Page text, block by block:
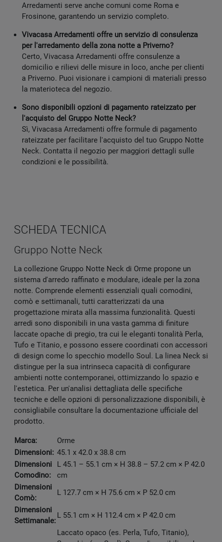
Arredamenti serve anche comuni come Roma e
Frosinone, garantendo un servizio completo.
Vivacasa Arredamenti offre un servizio di consulenza
per l'arredamento della zona notte a Priverno?
Certo, Vivacasa Arredamenti offre consulenze a
domicilio e rilievi delle misure in loco, anche per clienti
a Priverno. Puoi visionare i campioni di materiali presso
la materioteca del negozio.
Sono disponibili opzioni di pagamento rateizzato per
l'acquisto del Gruppo Notte Neck?
Sì, Vivacasa Arredamenti offre formule di pagamento
rateizzate per facilitare l'acquisto del tuo Gruppo Notte
Neck. Contatta il negozio per maggiori dettagli sulle
condizioni e le possibilità.
SCHEDA TECNICA
Gruppo Notte Neck
La collezione Gruppo Notte Neck di Orme propone un
sistema d'arredo raffinato e modulare, ideale per la zona
notte. Comprende elementi essenziali quali comodini,
comò e settimanali, tutti caratterizzati da una
progettazione mirata alla massima funzionalità. Questi
arredi sono disponibili in una vasta gamma di finiture
laccate opache di pregio, tra cui le eleganti tonalità Perla,
Tufo e Titanio, e possono essere coordinati con accessori
di design come lo specchio modello Soul. La linea Neck si
distingue per la sua intrinseca capacità di configurare
ambienti notte contemporanei, ottimizzando lo spazio e
l'estetica. Per un'analisi dettagliata delle specifiche
tecniche e delle opzioni di personalizzazione disponibili, è
consigliabile consultare la documentazione ufficiale del
prodotto.
Marca:
Orme
Dimensioni: 45.1 x 42.0 x 38.8 cm
Dimensioni
Comodino:
L 45.1 – 55.1 cm × H 38.8 – 57.2 cm × P 42.0
cm
Dimensioni
Comò:
L 127.7 cm × H 75.6 cm × P 52.0 cm
Dimensioni
Settimanale:
L 55.1 cm × H 112.4 cm × P 42.0 cm
Laccato opaco (es. Perla, Tufo, Titanio),